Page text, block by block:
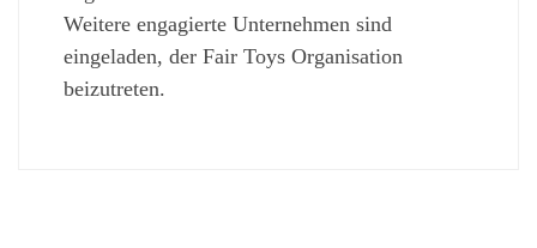
Weitere engagierte Unternehmen sind
eingeladen, der Fair Toys Organisation
beizutreten.